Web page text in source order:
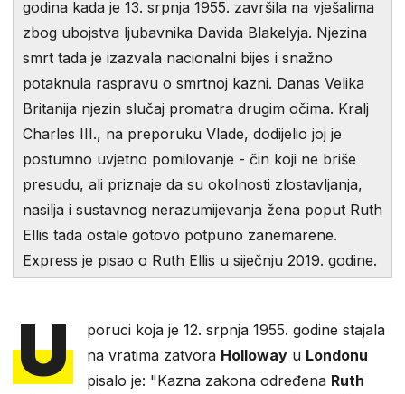
godina kada je 13. srpnja 1955. završila na vješalima
zbog ubojstva ljubavnika Davida Blakelyja. Njezina
smrt tada je izazvala nacionalni bijes i snažno
potaknula raspravu o smrtnoj kazni. Danas Velika
Britanija njezin slučaj promatra drugim očima. Kralj
Charles III., na preporuku Vlade, dodijelio joj je
postumno uvjetno pomilovanje - čin koji ne briše
presudu, ali priznaje da su okolnosti zlostavljanja,
nasilja i sustavnog nerazumijevanja žena poput Ruth
Ellis tada ostale gotovo potpuno zanemarene.
Express je pisao o Ruth Ellis u siječnju 2019. godine.
U
poruci koja je 12. srpnja 1955. godine stajala
na vratima zatvora Holloway u Londonu
pisalo je: "Kazna zakona određena Ruth